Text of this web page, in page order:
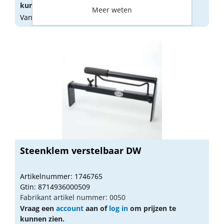
kunnen zien.
Vandaag besteld, morgen geleverd
Steenklem verstelbaar DW
Artikelnummer: 1746765
Gtin: 8714936000509
Fabrikant artikel nummer: 0050
Vraag een account aan of log in om prijzen te
kunnen zien.
Meer weten